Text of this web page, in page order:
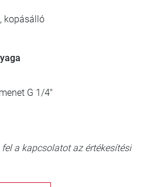
kopásálló
G 1/4"
a kapcsolatot az értékesítési